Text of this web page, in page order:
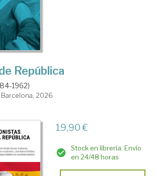
República
1962)
Barcelona, 2026
19,90 €
Stock en librería. Envío
en 24/48 horas